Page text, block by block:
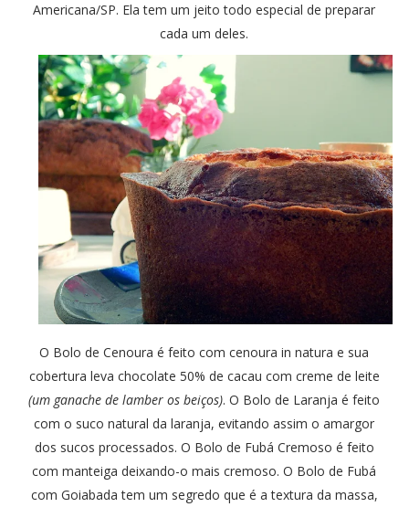
Americana/SP. Ela tem um jeito todo especial de preparar
cada um deles.
O Bolo de Cenoura é feito com cenoura in natura e sua
cobertura leva chocolate 50% de cacau com creme de leite
(um ganache de lamber os beiços). O Bolo de Laranja é feito
com o suco natural da laranja, evitando assim o amargor
dos sucos processados. O Bolo de Fubá Cremoso é feito
com manteiga deixando-o mais cremoso. O Bolo de Fubá
com Goiabada tem um segredo que é a textura da massa,